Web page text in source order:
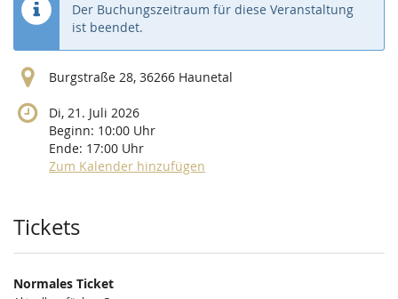
Der Buchungszeitraum für diese Veranstaltung
ist beendet.
Burgstraße 28, 36266 Haunetal
Di, 21. Juli 2026
Beginn: 10:00 Uhr
Ende: 17:00 Uhr
Zum Kalender hinzufügen
Produkte
Tickets
Normales Ticket